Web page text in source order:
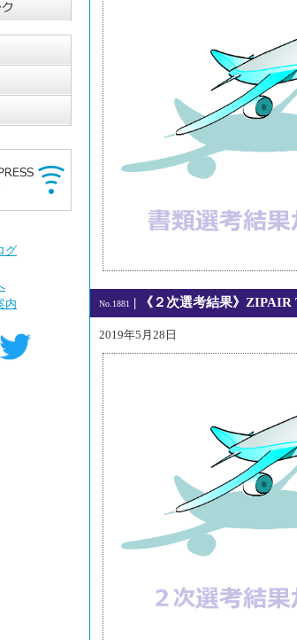
グ
内
No.1881 | 《２次選考結果》ZIPAIR
2019年5月28日